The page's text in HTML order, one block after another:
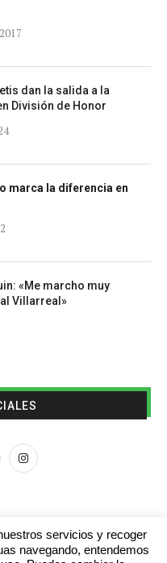
dan la salida a la
División de Honor
marca la diferencia en
«Me marcho muy
Villarreal»
servicios y recoger
navegando, entendemos